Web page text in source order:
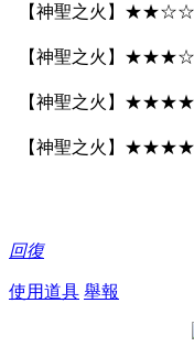
【神聖之火】
【神聖之火】
【神聖之火】
【神聖之火】
回復
使用道具 舉報